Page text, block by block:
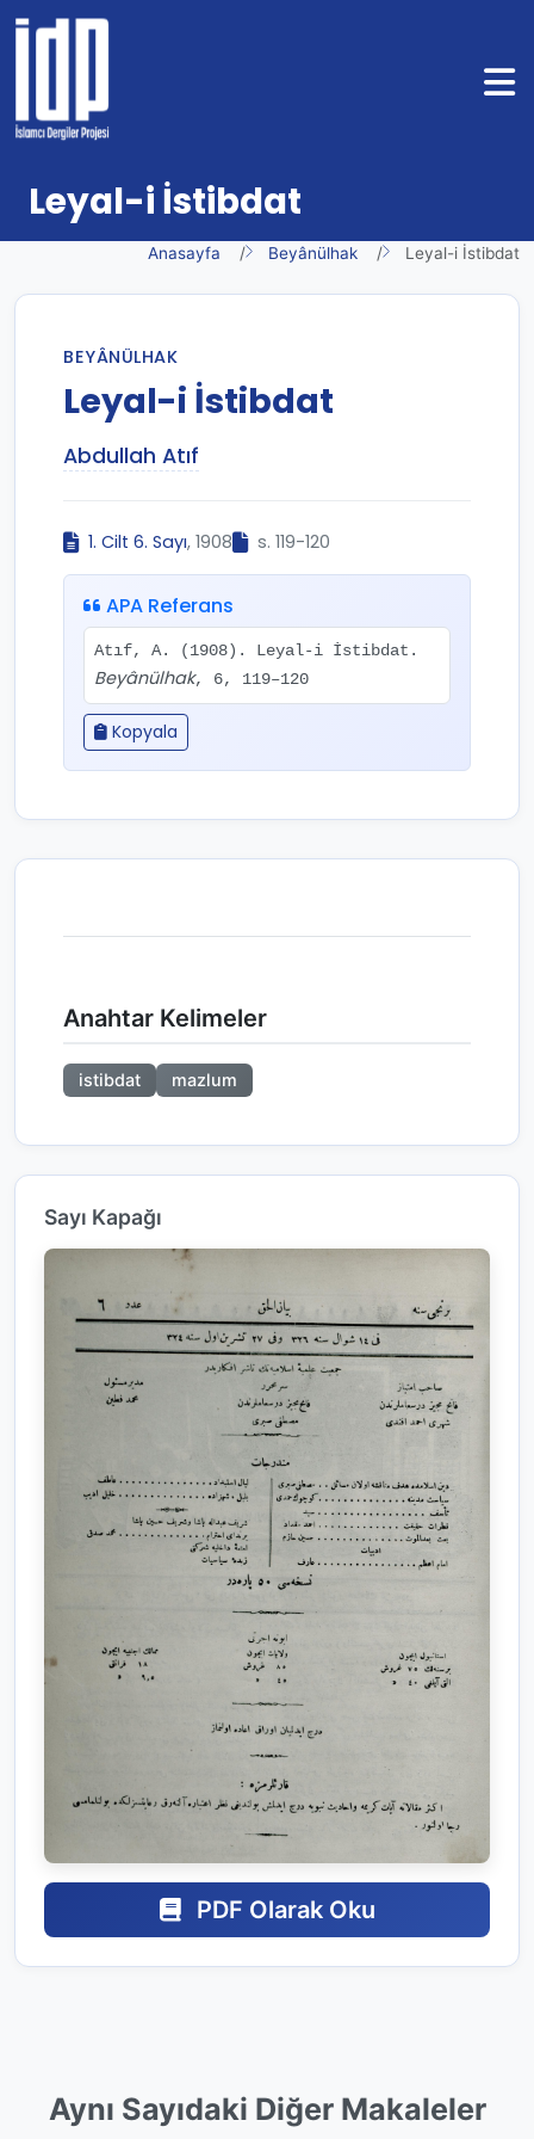
Leyal-i İstibdat
Anasayfa Beyânülhak Leyal-i İstibdat
BEYÂNÜLHAK
Leyal-i İstibdat
Abdullah Atıf
1. Cilt 6. Sayı, 1908 s. 119-120
APA Referans
Atıf, A. (1908). Leyal-i İstibdat.
Beyânülhak, 6, 119–120
Kopyala
Anahtar Kelimeler
istibdat mazlum
Sayı Kapağı
PDF Olarak Oku
Aynı Sayıdaki Diğer Makaleler